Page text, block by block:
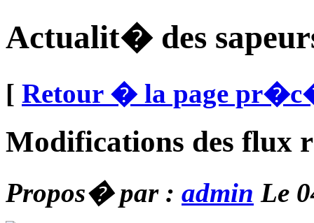
Actualit� des
[ Retour � la page
Modifications des flux
Propos� par : admin Le